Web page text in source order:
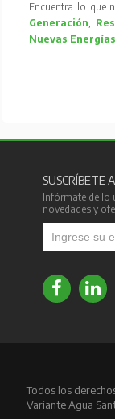
Encuentra lo que
Generación,
Nuevas Energías
SUSCRÍBETE
Infórmate de lo
novedades y
Todos los
Variante Agua